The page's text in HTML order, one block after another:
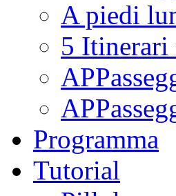
A piedi
5
Programma
Tutorial